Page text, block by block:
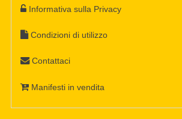
Informativa sulla Privacy
Condizioni di utilizzo
Contattaci
Manifesti in vendita